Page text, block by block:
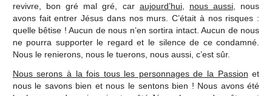
revivre, bon gré mal gré, car aujourd’hui, nous aussi, nous
avons fait entrer Jésus dans nos murs. C’était à nos risques :
quelle bêtise ! Aucun de nous n’en sortira intact. Aucun de nous
ne pourra supporter le regard et le silence de ce condamné.
Nous le renierons, nous le tuerons, nous aussi, c’est sûr.
Nous serons à la fois tous les personnages de la Passion et
nous le savons bien et nous le sentons bien ! Nous avons été